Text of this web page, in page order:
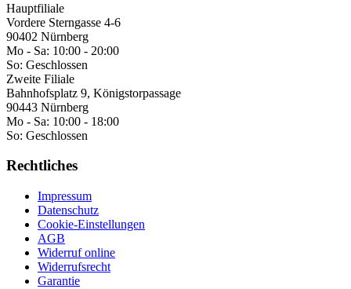
Hauptfiliale
Vordere Sterngasse 4-6
90402 Nürnberg
Mo - Sa: 10:00 - 20:00
So: Geschlossen
Zweite Filiale
Bahnhofsplatz 9, Königstorpassage
90443 Nürnberg
Mo - Sa: 10:00 - 18:00
So: Geschlossen
Rechtliches
Impressum
Datenschutz
Cookie-Einstellungen
AGB
Widerruf online
Widerrufsrecht
Garantie